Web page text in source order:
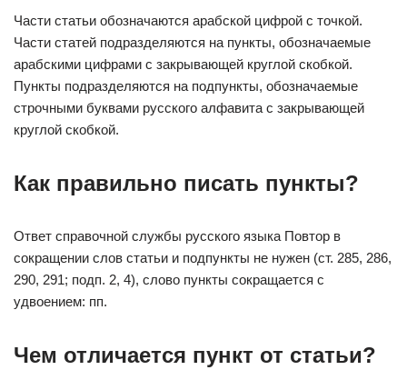
Части статьи обозначаются арабской цифрой с точкой.
Части статей подразделяются на пункты, обозначаемые
арабскими цифрами с закрывающей круглой скобкой.
Пункты подразделяются на подпункты, обозначаемые
строчными буквами русского алфавита с закрывающей
круглой скобкой.
Как правильно писать пункты?
Ответ справочной службы русского языка Повтор в
сокращении слов статьи и подпункты не нужен (ст. 285, 286,
290, 291; подп. 2, 4), слово пункты сокращается с
удвоением: пп.
Чем отличается пункт от статьи?